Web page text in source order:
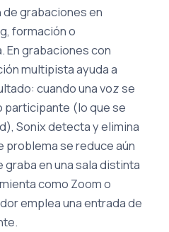
grabaciones en
formación o
En grabaciones con
multipista ayuda a
cuando una voz se
participante (lo que se
Sonix detecta y elimina
problema se reduce aún
en una sala distinta
como Zoom o
emplea una entrada de